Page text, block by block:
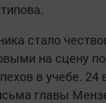
стало
на сцену
в учебе.
главы